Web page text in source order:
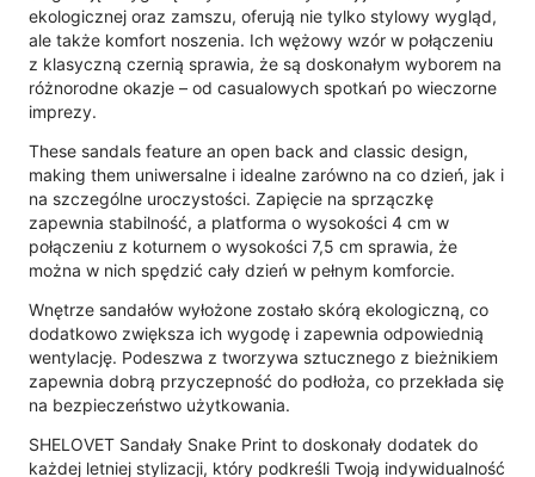
ekologicznej oraz zamszu, oferują nie tylko stylowy wygląd,
ale także komfort noszenia. Ich wężowy wzór w połączeniu
z klasyczną czernią sprawia, że są doskonałym wyborem na
różnorodne okazje – od casualowych spotkań po wieczorne
imprezy.
These sandals feature an open back and classic design,
making them uniwersalne i idealne zarówno na co dzień, jak i
na szczególne uroczystości. Zapięcie na sprzączkę
zapewnia stabilność, a platforma o wysokości 4 cm w
połączeniu z koturnem o wysokości 7,5 cm sprawia, że
można w nich spędzić cały dzień w pełnym komforcie.
Wnętrze sandałów wyłożone zostało skórą ekologiczną, co
dodatkowo zwiększa ich wygodę i zapewnia odpowiednią
wentylację. Podeszwa z tworzywa sztucznego z bieżnikiem
zapewnia dobrą przyczepność do podłoża, co przekłada się
na bezpieczeństwo użytkowania.
SHELOVET Sandały Snake Print to doskonały dodatek do
każdej letniej stylizacji, który podkreśli Twoją indywidualność